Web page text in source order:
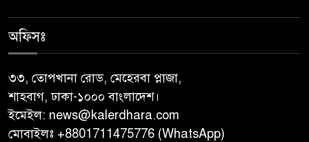
অনশন : থানায় অভিযোগ
‎গৌরনদীতে যথাযোগ্য মর্যাদায়
পালিত হলো ‘০৫ আগস্ট জুলাই
গণঅভ্যুত্থান দিবস ২০২৬’ ‎
বাবুগঞ্জে বাংলাদেশ প্রাথমিক শিক্ষক
অফিসঃ
৩৩, তোপখানা রোড, মেহেরবা প্লাজা,
শাহবাগ, ঢাকা-১০০০ বাংলাদেশ।
ইমেইল: news@kalerdhara.com
মোবাইলঃ +8801711475776 (WhatsApp)